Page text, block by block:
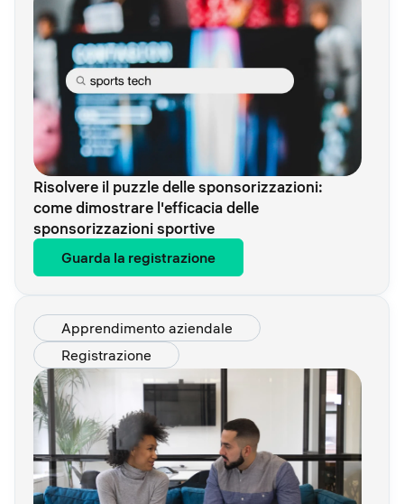
Risolvere il puzzle delle sponsorizzazioni:
come dimostrare l'efficacia delle
sponsorizzazioni sportive
Guarda la registrazione
Apprendimento aziendale
Registrazione